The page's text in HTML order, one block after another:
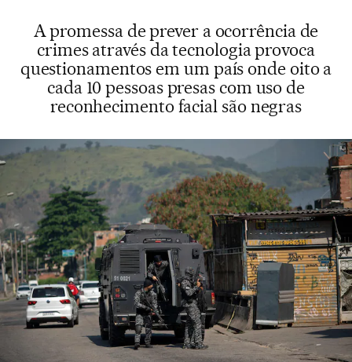
A promessa de prever a ocorrência de
crimes através da tecnologia provoca
questionamentos em um país onde oito a
cada 10 pessoas presas com uso de
reconhecimento facial são negras